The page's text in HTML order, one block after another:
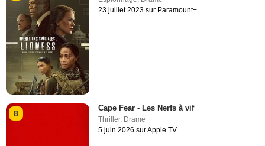
23 juillet 2023 sur Paramount+
8
Cape Fear - Les Nerfs à vif
Thriller, Drame
5 juin 2026 sur Apple TV